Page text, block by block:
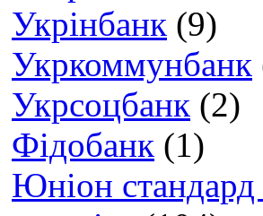
Укрінбанк (9)
Укркоммунбанк
Укрсоцбанк (2)
Фідобанк (1)
Юніон стандард